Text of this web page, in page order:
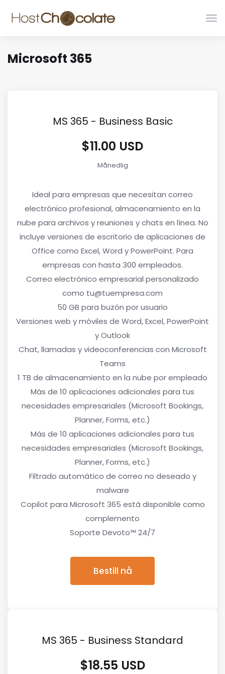
Bytt
Microsoft 365
MS 365 - Business Basic
$11.00 USD
Månedlig
Ideal para empresas que necesitan correo
electrónico profesional, almacenamiento en la
nube para archivos y reuniones y chats en línea. No
incluye versiones de escritorio de aplicaciones de
Office como Excel, Word y PowerPoint. Para
empresas con hasta 300 empleados.
Correo electrónico empresarial personalizado
como tu@tuempresa.com
50 GB para buzón por usuario
Versiones web y móviles de Word, Excel, PowerPoint
y Outlook
Chat, llamadas y videoconferencias con Microsoft
Teams
1 TB de almacenamiento en la nube por empleado
Más de 10 aplicaciones adicionales para tus
necesidades empresariales (Microsoft Bookings,
Planner, Forms, etc.)
Más de 10 aplicaciones adicionales para tus
necesidades empresariales (Microsoft Bookings,
Planner, Forms, etc.)
Filtrado automático de correo no deseado y
malware
Copilot para Microsoft 365 está disponible como
complemento
Soporte Devoto™ 24/7
Bestill nå
MS 365 - Business Standard
$18.55 USD